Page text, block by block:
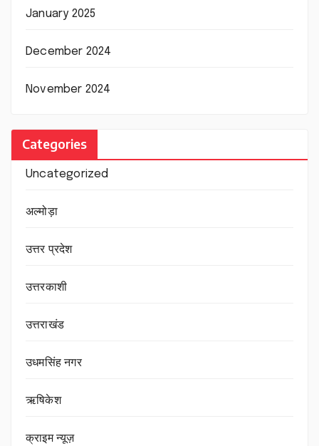
January 2025
December 2024
November 2024
Categories
Uncategorized
अल्मोड़ा
उत्तर प्रदेश
उत्तरकाशी
उत्तराखंड
उधमसिंह नगर
ऋषिकेश
क्राइम न्यूज़